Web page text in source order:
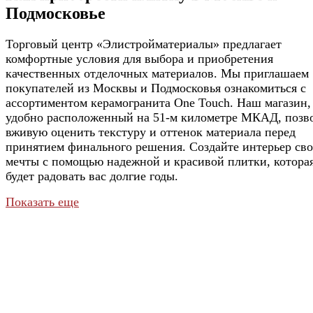
Подмосковье
Торговый центр «Элистройматериалы» предлагает
комфортные условия для выбора и приобретения
качественных отделочных материалов. Мы приглашаем
покупателей из Москвы и Подмосковья ознакомиться с
ассортиментом керамогранита One Touch. Наш магазин,
удобно расположенный на 51-м километре МКАД,
вживую оценить текстуру и оттенок материала перед
принятием финального решения. Создайте интерьер
мечты с помощью надежной и красивой плитки,
будет радовать вас долгие годы.
Показать еще